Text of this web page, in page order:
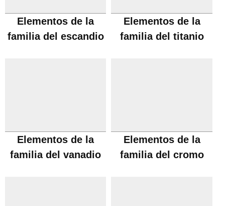
Elementos de la
familia del escandio
Elementos de la
familia del titanio
Elementos de la
familia del vanadio
Elementos de la
familia del cromo